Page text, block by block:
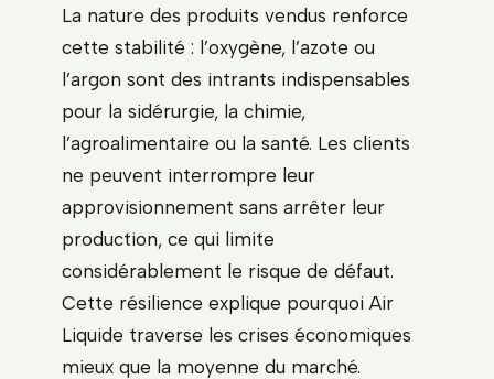
La nature des produits vendus renforce
cette stabilité : l’oxygène, l’azote ou
l’argon sont des intrants indispensables
pour la sidérurgie, la chimie,
l’agroalimentaire ou la santé. Les clients
ne peuvent interrompre leur
approvisionnement sans arrêter leur
production, ce qui limite
considérablement le risque de défaut.
Cette résilience explique pourquoi Air
Liquide traverse les crises économiques
mieux que la moyenne du marché.